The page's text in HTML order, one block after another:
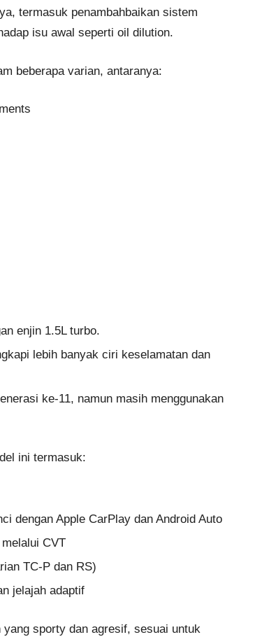
termasuk penambahbaikan sistem
isu awal seperti oil dilution.
beberapa varian, antaranya:
enjin 1.5L turbo.
lebih banyak ciri keselamatan dan
ke-11, namun masih menggunakan
ini termasuk:
dengan Apple CarPlay dan Android Auto
CVT
TC-P dan RS)
jelajah adaptif
sporty dan agresif, sesuai untuk